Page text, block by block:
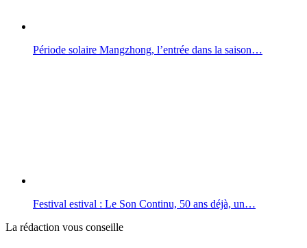
Période solaire Mangzhong, l’entrée dans la saison…
Festival estival : Le Son Continu, 50 ans déjà, un…
La rédaction vous conseille